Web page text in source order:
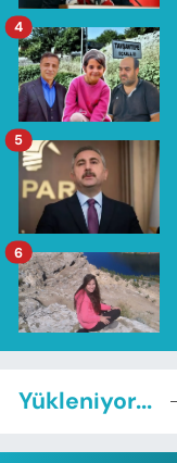
4
5
6
Yükleniyor...